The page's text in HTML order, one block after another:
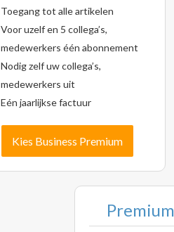
Toegang tot alle artikelen
Voor uzelf en 5 collega’s,
medewerkers één abonnement
Nodig zelf uw collega’s,
medewerkers uit
Eén jaarlijkse factuur
Kies Business Premium